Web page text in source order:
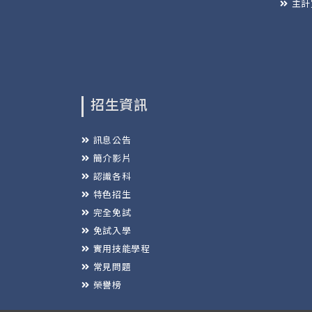
主
招生資訊
訊息公告
簡介影片
認識各科
特色招生
完全免試
免試入學
實用技能學程
常見問題
榮譽榜